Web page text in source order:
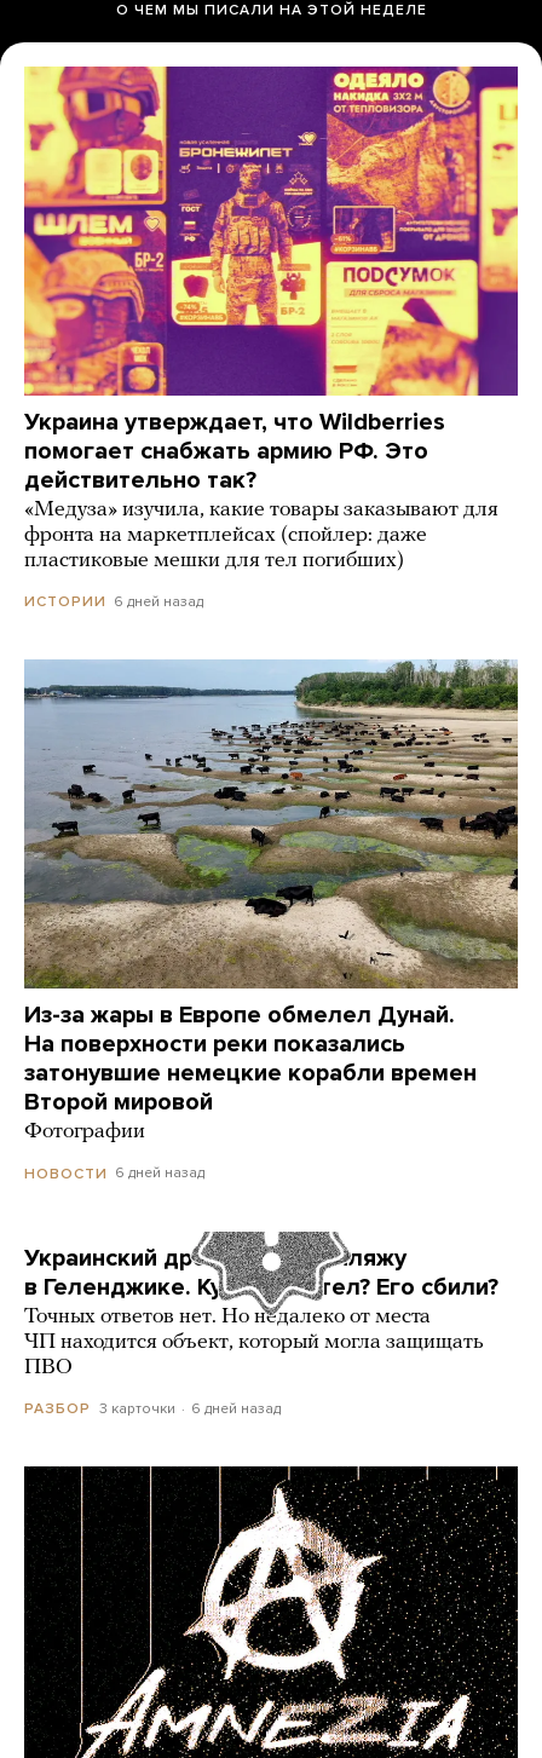
О ЧЕМ МЫ ПИСАЛИ НА ЭТОЙ НЕДЕЛЕ
Украина утверждает, что Wildberries
помогает снабжать армию РФ. Это
действительно так?
«Медуза» изучила, какие товары заказывают для
фронта на маркетплейсах (спойлер: даже
пластиковые мешки для тел погибших)
ИСТОРИИ 6 дней назад
Из-за жары в Европе обмелел Дунай.
На поверхности реки показались
затонувшие немецкие корабли времен
Второй мировой
Фотографии
НОВОСТИ 6 дней назад
Украинский дрон попал по пляжу
в Геленджике. Куда он летел? Его сбили?
Точных ответов нет. Но недалеко от места
ЧП находится объект, который могла защищать
ПВО
РАЗБОР 3 карточки 6 дней назад